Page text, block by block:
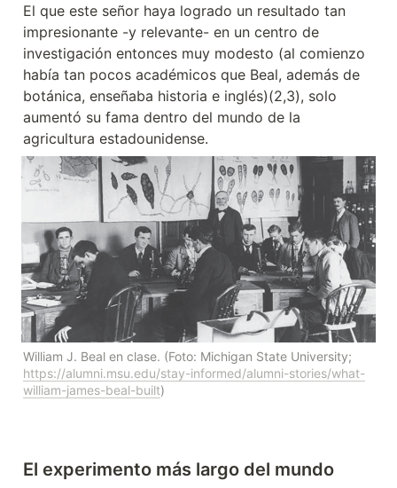
El que este señor haya logrado un resultado tan
impresionante -y relevante- en un centro de
investigación entonces muy modesto (al comienzo
había tan pocos académicos que Beal, además de
botánica, enseñaba historia e inglés)(2,3), solo
aumentó su fama dentro del mundo de la
agricultura estadounidense.
https://alumni.msu.edu/stay-informed/alumni-stories/what-
william-james-beal-built)
El experimento más largo del mundo